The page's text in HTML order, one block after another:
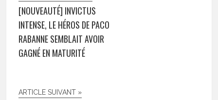
[NOUVEAUTÉ] INVICTUS
INTENSE, LE HÉROS DE PACO
RABANNE SEMBLAIT AVOIR
GAGNÉ EN MATURITÉ
ARTICLE SUIVANT »